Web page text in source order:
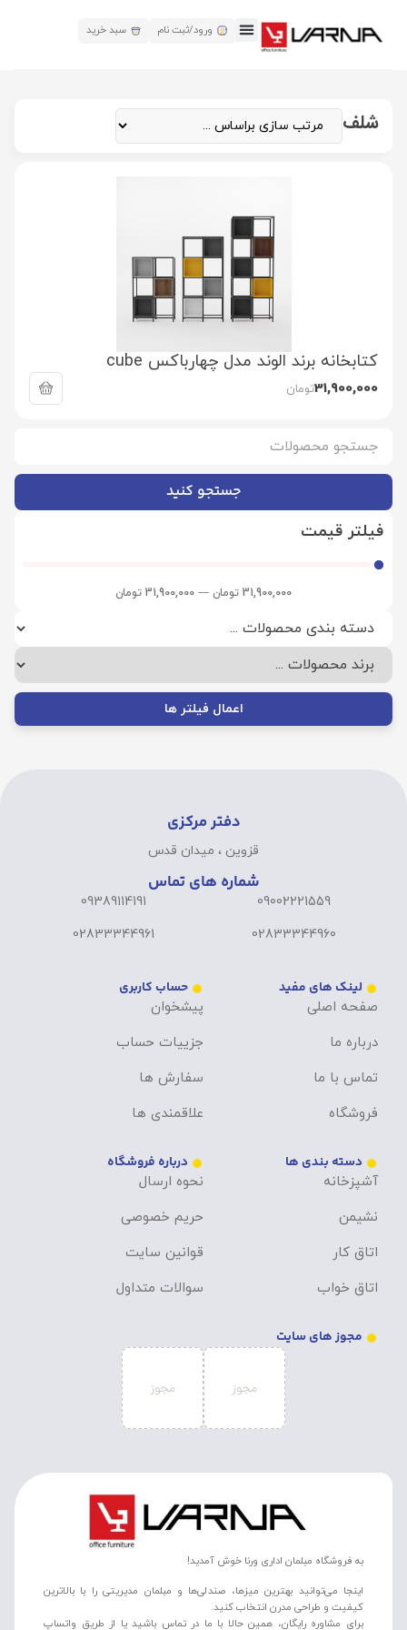
ورود/ثبت نام سبد خرید
جستجو کنید
فیلتر قیمت
31,900,000 تومان —
31,900,000 تومان
اعمال فیلتر ها
شلف
کتابخانه برند الوند مدل چهارباکس cube
31,900,000تومان
دفتر مرکزی
قزوین ، میدان قدس
شماره های تماس
09002221559
02833344960
09389114191
02833344961
لینک های مفید
صفحه اصلی
درباره ما
تماس با ما
فروشگاه
حساب کاربری
پیشخوان
جزییات حساب
سفارش ها
علاقمندی ها
دسته بندی ها
آشپزخانه
نشیمن
اتاق کار
اتاق خواب
درباره فروشگاه
نحوه ارسال
حریم خصوصی
قوانین سایت
سوالات متداول
مجوز های سایت
به فروشگاه مبلمان اداری ورنا خوش آمدید!
اینجا می‌توانید بهترین میزها، صندلی‌ها و مبلمان مدیریتی را با بالاترین
کیفیت و طراحی مدرن انتخاب کنید.
برای مشاوره رایگان، همین حالا با ما در تماس باشید یا از طریق واتساپ